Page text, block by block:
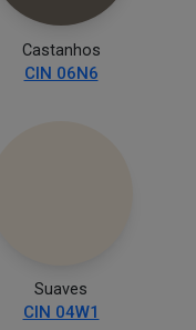
Castanhos
CIN 06N6
Suaves
CIN 04W1